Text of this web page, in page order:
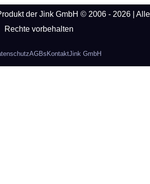
der Jink GmbH © 2006 - 2026 | Alle
Rechte vorbehalten
AGBs KontaktJink GmbH